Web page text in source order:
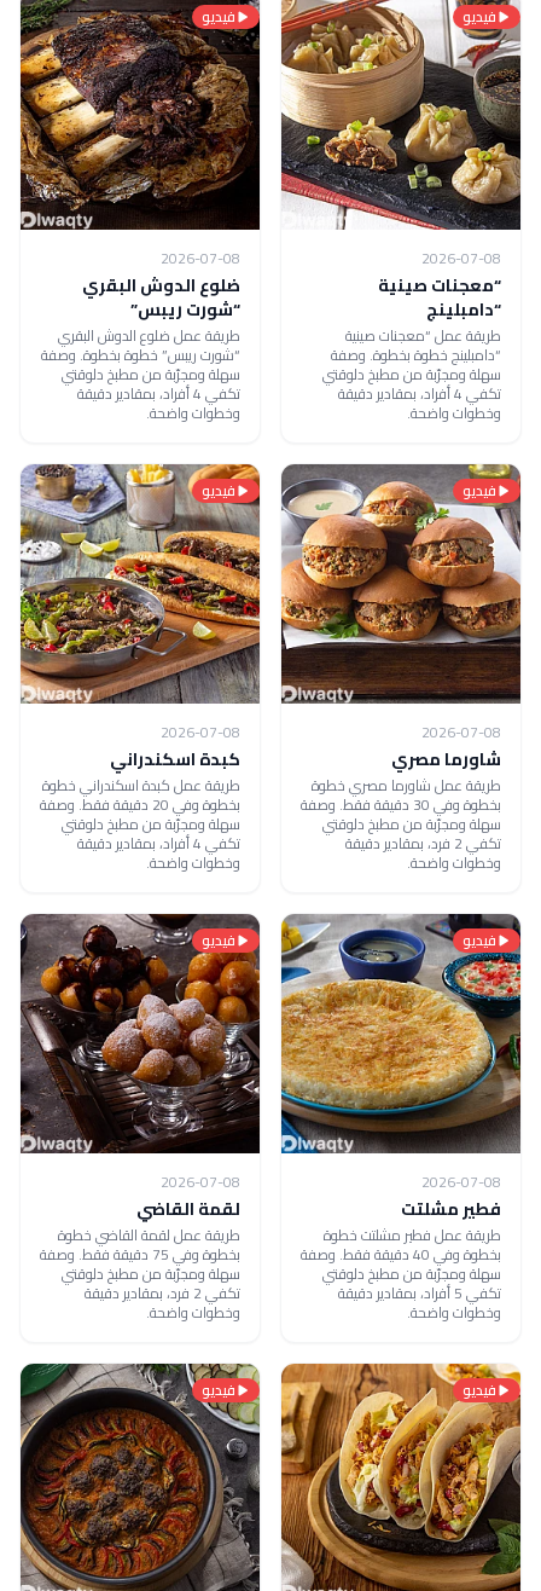
فيديو
2026-07-08
“معجنات صينية
“دامبلينج
طريقة عمل “معجنات صينية
“دامبلينج خطوة بخطوة. وصفة
سهلة ومجرّبة من مطبخ دلوقتي
تكفي 4 أفراد، بمقادير دقيقة
وخطوات واضحة.
فيديو
2026-07-08
ضلوع الدوش البقري
“شورت ريبس”
طريقة عمل ضلوع الدوش البقري
“شورت ريبس” خطوة بخطوة. وصفة
سهلة ومجرّبة من مطبخ دلوقتي
تكفي 4 أفراد، بمقادير دقيقة
وخطوات واضحة.
فيديو
2026-07-08
شاورما مصري
طريقة عمل شاورما مصري خطوة
بخطوة وفي 30 دقيقة فقط. وصفة
سهلة ومجرّبة من مطبخ دلوقتي
تكفي 2 فرد، بمقادير دقيقة
وخطوات واضحة.
فيديو
2026-07-08
كبدة اسكندراني
طريقة عمل كبدة اسكندراني خطوة
بخطوة وفي 20 دقيقة فقط. وصفة
سهلة ومجرّبة من مطبخ دلوقتي
تكفي 4 أفراد، بمقادير دقيقة
وخطوات واضحة.
فيديو
2026-07-08
فطير مشلتت
طريقة عمل فطير مشلتت خطوة
بخطوة وفي 40 دقيقة فقط. وصفة
سهلة ومجرّبة من مطبخ دلوقتي
تكفي 5 أفراد، بمقادير دقيقة
وخطوات واضحة.
فيديو
2026-07-08
لقمة القاضي
طريقة عمل لقمة القاضي خطوة
بخطوة وفي 75 دقيقة فقط. وصفة
سهلة ومجرّبة من مطبخ دلوقتي
تكفي 2 فرد، بمقادير دقيقة
وخطوات واضحة.
فيديو فيديو